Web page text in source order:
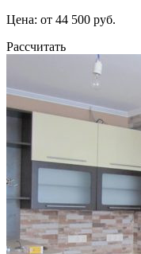
Цена: от 44 500 руб.
Рассчитать